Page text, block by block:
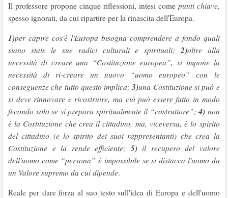
Il professore propone cinque riflessioni, intesi come punti chiave,
spesso ignorati, da cui ripartire per la rinascita dell'Europa.
1)per capire cos'è l'Europa bisogna comprendere a fondo quali
siano state le sue radici culturali e spirituali;2)oltre alla
necessità di creare una “Costituzione europea”, si impone la
necessità di ri-creare un nuovo “uomo europeo” con le
conseguenze che tutto questo implica;3)una Costituzione si può e
si deve rinnovare e ricostruire, ma ciò può essere fatto in modo
fecondo solo se si prepara spiritualmente il “costruttore”;4) non
è la Costituzione che crea il cittadino, ma, viceversa, è lo spirito
del cittadino (e lo spirito dei suoi rappresentanti) che crea la
Costituzione e la rende efficiente; 5)il recupero del valore
dell'uomo come “persona” è impossibile se si distacca l'uomo da
un Valore supremo da cui dipende.
Reale per dare forza al suo testo sull'idea di Europa e dell'uomo